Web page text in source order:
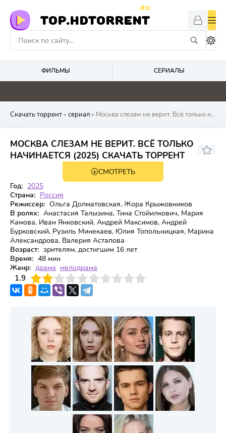
TOP.HDTORRENT
.RU
ФИЛЬМЫ СЕРИАЛЫ
0 0 0 0
Скачать торрент» сериал» Москва слезам не верит. Всё только начинается
МОСКВА СЛЕЗАМ НЕ ВЕРИТ. ВСЁ ТОЛЬКО
НАЧИНАЕТСЯ (2025) СКАЧАТЬ ТОРРЕНТ
1 сезон 8 серия
6.158 4.8
СМОТРЕТЬ
Год: 2025
Страна: Россия
Режиссер: Ольга Долматовская, Жора Крыжовников
В ролях: Анастасия Талызина, Тина Стойилкович, Мария
Камова, Иван Янковский, Андрей Максимов, Андрей
Бурковский, Рузиль Минекаев, Юлия Топольницкая, Марина
Александрова, Валерия Астапова
Возраст: зрителям, достигшим 16 лет
Время: 48 мин
Жанр: драма мелодрама
1.9
4 6 7 8 9 10